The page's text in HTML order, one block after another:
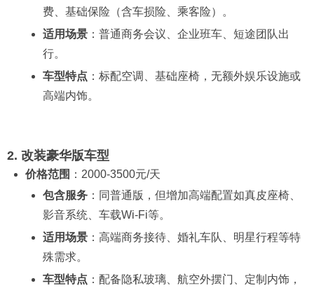
费、基础保险（含车损险、乘客险）。
适用场景 ：普通商务会议、企业班车、短途团队出
行。
车型特点 ：标配空调、基础座椅，无额外娱乐设施或
高端内饰。
2. 改装豪华版车型
价格范围 ：2000-3500元/天
包含服务 ：同普通版，但增加高端配置如真皮座椅、
影音系统、车载Wi-Fi等。
适用场景 ：高端商务接待、婚礼车队、明星行程等特
殊需求。
车型特点 ：配备隐私玻璃、航空外摆门、定制内饰，